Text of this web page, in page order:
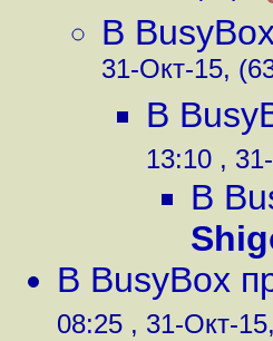
В
31-Окт-15,
В
13:10 ,
В
В BusyBox
08:25 , 31-Окт-